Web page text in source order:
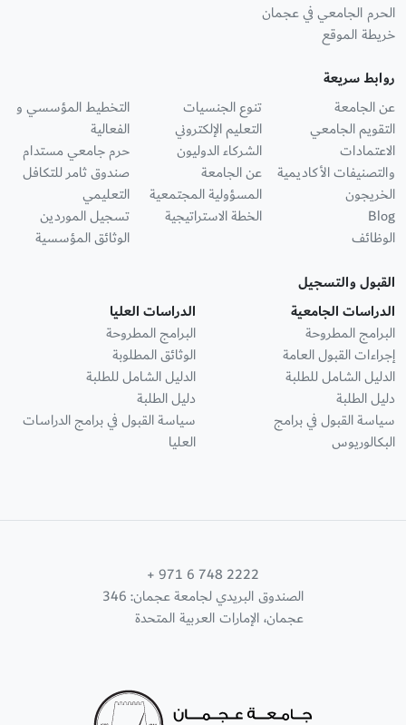
الحرم الجامعي في عجمان
خريطة الموقع
روابط سريعة
عن الجامعة
التقويم الجامعي
الاعتمادات
والتصنيفات الأكاديمية
الخريجون
Blog
الوظائف
تنوع الجنسيات
التعليم الإلكتروني
الشركاء الدوليون
عن الجامعة
المسؤولية المجتمعية
الخطة الاستراتيجية
التخطيط المؤسسي و
الفعالية
حرم جامعي مستدام
صندوق ثامر للتكافل
التعليمي
تسجيل الموردين
الوثائق المؤسسية
القبول والتسجيل
الدراسات الجامعية
البرامج المطروحة
إجراءات القبول العامة
الدليل الشامل للطلبة
دليل الطلبة
سياسة القبول في برامج
البكالوريوس
الدراسات العليا
البرامج المطروحة
الوثائق المطلوبة
الدليل الشامل للطلبة
دليل الطلبة
سياسة القبول في برامج الدراسات
العليا
+ 971 6 748 2222
الصندوق البريدي لجامعة عجمان: 346
عجمان، الإمارات العربية المتحدة